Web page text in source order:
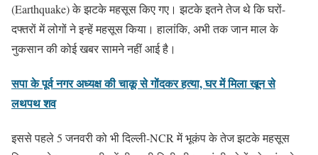
(Earthquake) के झटके महसूस किए गए। झटके इतने तेज थे कि घरों-
दफ्तरों में लोगों ने इन्हें महसूस किया। हालांकि, अभी तक जान माल के
नुकसान की कोई खबर सामने नहीं आई है।
सपा के पूर्व नगर अध्यक्ष की चाकू से गोंदकर हत्या, घर में मिला खून से
लथपथ शव
इससे पहले 5 जनवरी को भी दिल्ली-NCR में भूकंप के तेज झटके महसूस